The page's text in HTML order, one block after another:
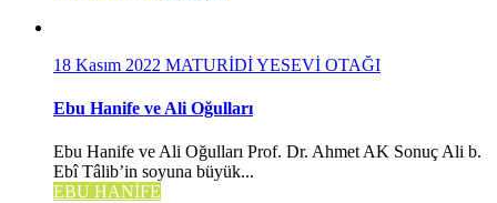
18 Kasım 2022 MATURİDİ YESEVİ OTAĞI
Ebu Hanife ve Ali Oğulları
Ebu Hanife ve Ali Oğulları Prof. Dr. Ahmet AK Sonuç Ali b.
Ebî Tâlib’in soyuna büyük...
EBU HANİFE